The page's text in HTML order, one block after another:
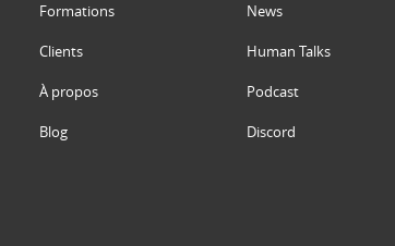
Formations
Clients
À propos
Blog
News
Human Talks
Podcast
Discord